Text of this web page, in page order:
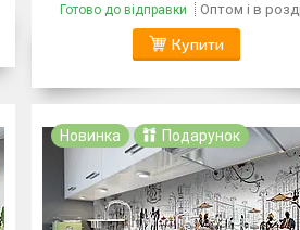
Готово до відправки Оптом і в
Купити
Новинка Подарунок